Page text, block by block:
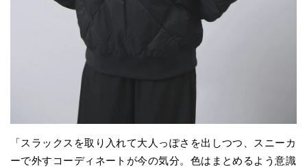
「スラックスを取り入れて大人っぽさを出しつつ、スニーカ
ーで外すコーディネートが今の気分。色はまとめるよう意識